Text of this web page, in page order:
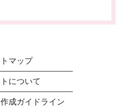
マップ
について
成ガイドライン